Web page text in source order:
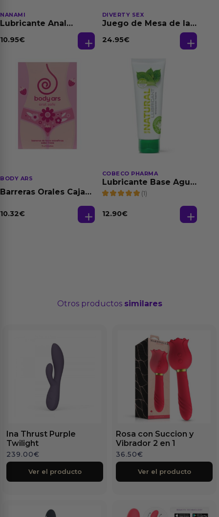
NANAMI
Lubricante Anal
Dilatación Base Agua
10.95€
DIVERTY SEX
Juego de Mesa de las
24.95€
BODY ARS
Barreras Orales Caja
10.32€
COBECO PHARMA
Lubricante Base Agua
100% Natural 125 ml
(1)
12.90€
Otros productos similares
Ina Thrust Purple
Twilight
239.00€
Ver el producto
Rosa con Succion y
Vibrador 2 en 1
36.50€
Ver el producto